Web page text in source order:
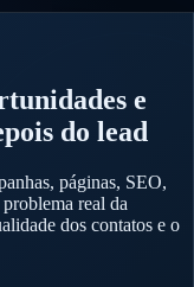
e
do lead
páginas, SEO,
real da
dos contatos e o